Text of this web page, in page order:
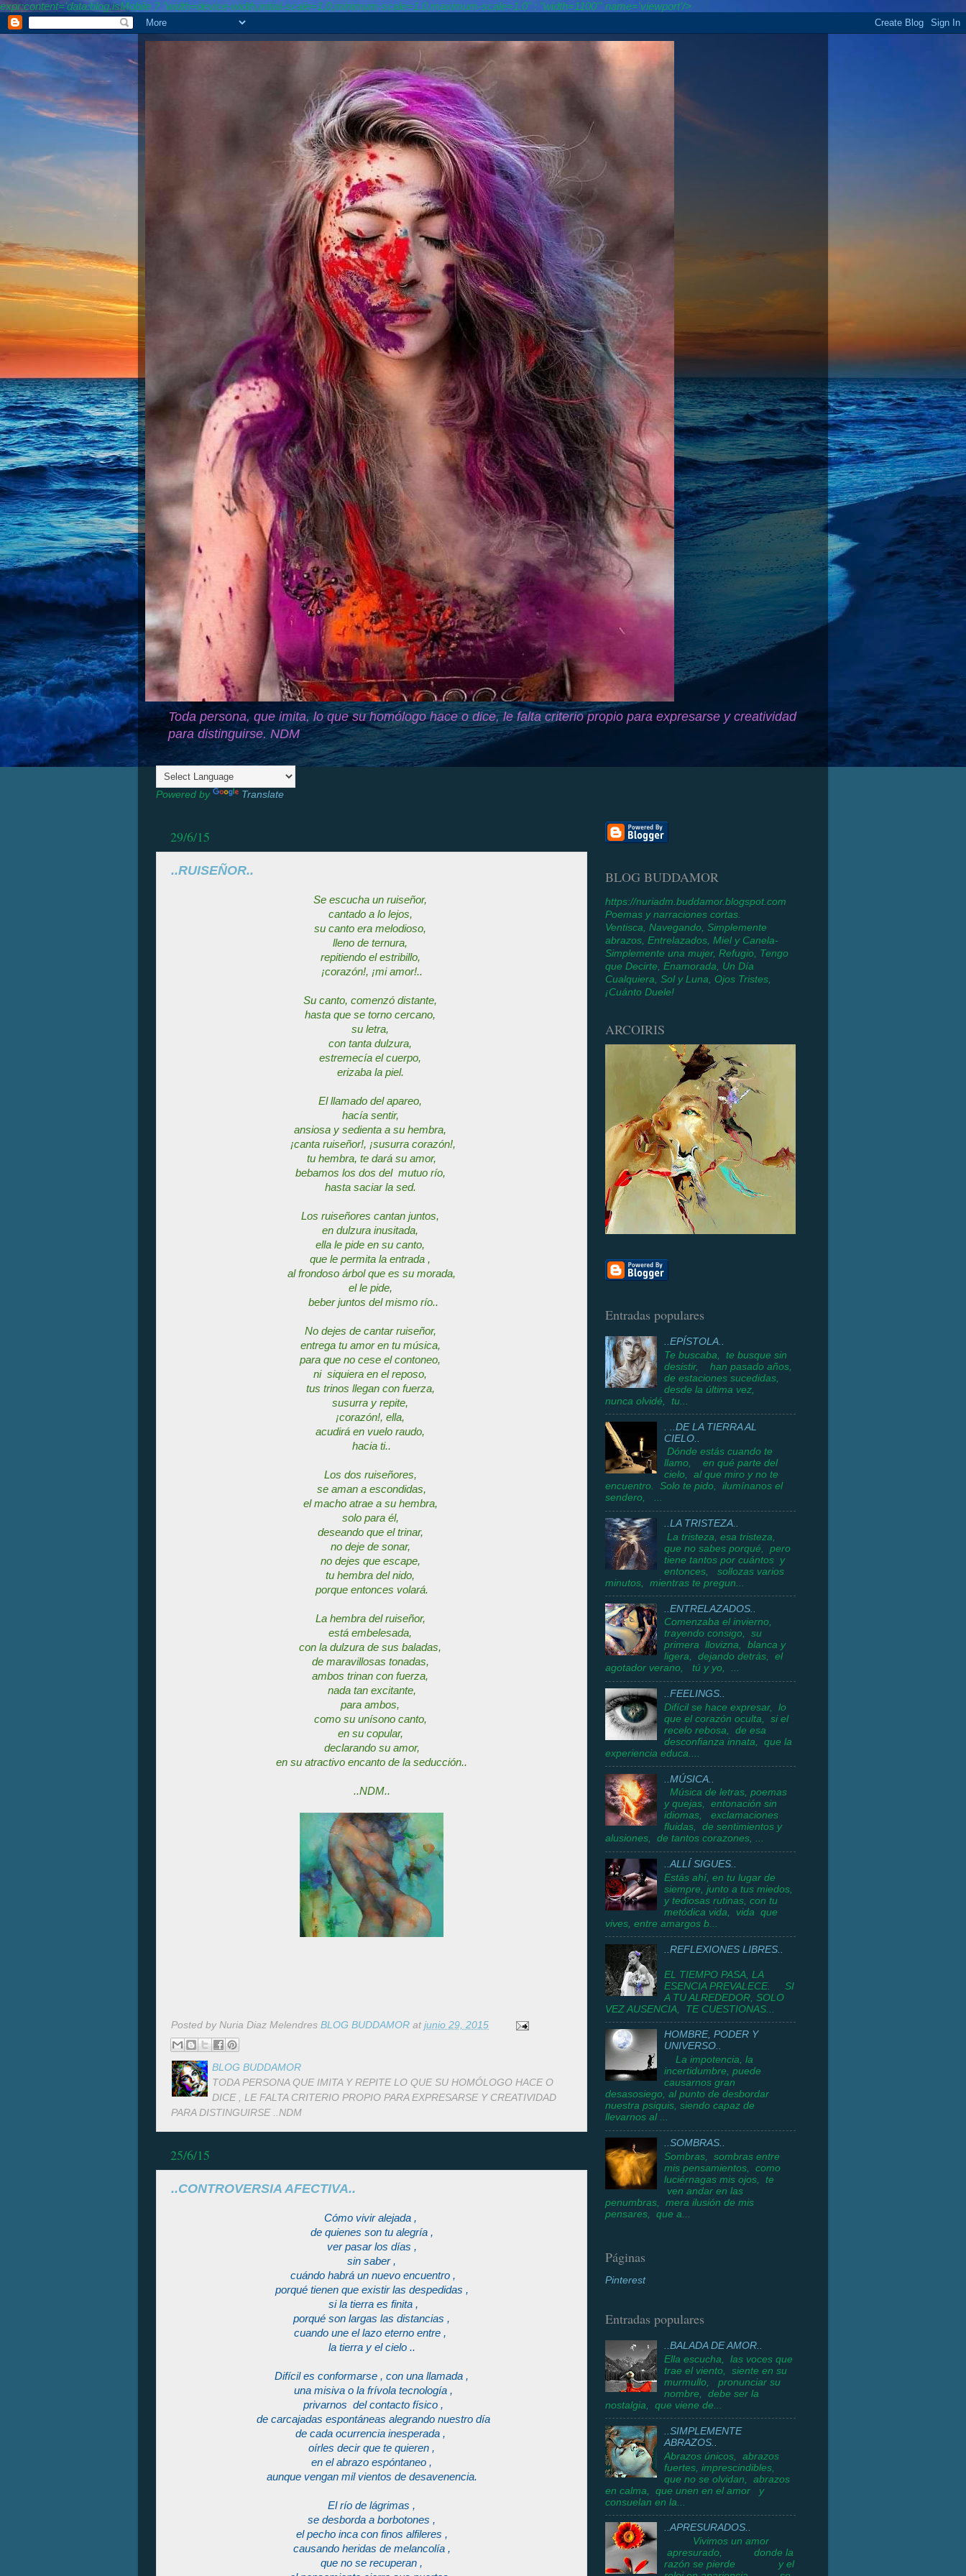
expr:content='data:blog.isMobile ? "width=device-width,initial-scale=1.0,minimum-scale=1.0,maximum-scale=1.0" : "width=1100"' name='viewport'/>
Toda persona, que imita, lo que su homólogo hace o dice, le falta criterio propio para expresarse y creatividad
para distinguirse. NDM
Powered by Translate
29/6/15
..RUISEÑOR..
Se escucha un ruiseñor,
cantado a lo lejos,
su canto era melodioso,
lleno de ternura,
repitiendo el estribillo,
¡corazón!, ¡mi amor!..
Su canto, comenzó distante,
hasta que se torno cercano,
su letra,
con tanta dulzura,
estremecía el cuerpo,
erizaba la piel.
El llamado del apareo,
hacía sentir,
ansiosa y sedienta a su hembra,
¡canta ruiseñor!, ¡susurra corazón!,
tu hembra, te dará su amor,
bebamos los dos del mutuo río,
hasta saciar la sed.
Los ruiseñores cantan juntos,
en dulzura inusitada,
ella le pide en su canto,
que le permita la entrada ,
al frondoso árbol que es su morada,
el le pide,
beber juntos del mismo río..
No dejes de cantar ruiseñor,
entrega tu amor en tu música,
para que no cese el contoneo,
ni siquiera en el reposo,
tus trinos llegan con fuerza,
susurra y repite,
¡corazón!, ella,
acudirá en vuelo raudo,
hacia ti..
Los dos ruiseñores,
se aman a escondidas,
el macho atrae a su hembra,
solo para él,
deseando que el trinar,
no deje de sonar,
no dejes que escape,
tu hembra del nido,
porque entonces volará.
La hembra del ruiseñor,
está embelesada,
con la dulzura de sus baladas,
de maravillosas tonadas,
ambos trinan con fuerza,
nada tan excitante,
para ambos,
como su unísono canto,
en su copular,
declarando su amor,
en su atractivo encanto de la seducción..
..NDM..
Posted by Nuria Diaz Melendres BLOG BUDDAMOR at junio 29, 2015
BLOG BUDDAMOR
TODA PERSONA QUE IMITA Y REPITE LO QUE SU HOMÓLOGO HACE O
DICE , LE FALTA CRITERIO PROPIO PARA EXPRESARSE Y CREATIVIDAD
PARA DISTINGUIRSE ..NDM
25/6/15
..CONTROVERSIA AFECTIVA..
Cómo vivir alejada ,
de quienes son tu alegría ,
ver pasar los días ,
sin saber ,
cuándo habrá un nuevo encuentro ,
porqué tienen que existir las despedidas ,
si la tierra es finita ,
porqué son largas las distancias ,
cuando une el lazo eterno entre ,
la tierra y el cielo ..
Difícil es conformarse , con una llamada ,
una misiva o la frívola tecnología ,
privarnos del contacto físico ,
de carcajadas espontáneas alegrando nuestro día
de cada ocurrencia inesperada ,
oírles decir que te quieren ,
en el abrazo espóntaneo ,
aunque vengan mil vientos de desavenencia.
El río de lágrimas ,
se desborda a borbotones ,
el pecho inca con finos alfileres ,
causando heridas de melancolía ,
que no se recuperan ,
BLOG BUDDAMOR
https://nuriadm.buddamor.blogspot.com
Poemas y narraciones cortas.
Ventisca, Navegando, Simplemente
abrazos, Entrelazados, Miel y Canela-
Simplemente una mujer, Refugio, Tengo
que Decirte, Enamorada, Un Día
Cualquiera, Sol y Luna, Ojos Tristes,
¡Cuánto Duele!
ARCOIRIS
Entradas populares
..EPÍSTOLA..
Te buscaba, te busque sin
desistir, han pasado años,
de estaciones sucedidas,
desde la última vez,
nunca olvidé, tu...
. ..DE LA TIERRA AL
CIELO..
Dónde estás cuando te
llamo, en qué parte del
cielo, al que miro y no te
encuentro. Solo te pido, ilumínanos el
sendero, ...
..LA TRISTEZA..
La tristeza, esa tristeza,
que no sabes porqué, pero
tiene tantos por cuántos y
entonces, sollozas varios
minutos, mientras te pregun...
..ENTRELAZADOS..
Comenzaba el invierno,
trayendo consigo, su
primera llovizna, blanca y
ligera, dejando detrás, el
agotador verano, tú y yo, ...
..FEELINGS..
Difícil se hace expresar, lo
que el corazón oculta, si el
recelo rebosa, de esa
desconfianza innata, que la
experiencia educa....
..MÚSICA..
Música de letras, poemas
y quejas, entonación sin
idiomas, exclamaciones
fluidas, de sentimientos y
alusiones, de tantos corazones, ...
..ALLÍ SIGUES..
Estás ahí, en tu lugar de
siempre, junto a tus miedos,
y tediosas rutinas, con tu
metódica vida, vida que
vives, entre amargos b...
..REFLEXIONES LIBRES..
EL TIEMPO PASA, LA
ESENCIA PREVALECE. SI
A TU ALREDEDOR, SOLO
VEZ AUSENCIA, TE CUESTIONAS...
HOMBRE, PODER Y
UNIVERSO..
La impotencia, la
incertidumbre, puede
causarnos gran
desasosiego, al punto de desbordar
nuestra psiquis, siendo capaz de
llevarnos al ...
..SOMBRAS..
Sombras, sombras entre
mis pensamientos, como
luciérnagas mis ojos, te
ven andar en las
penumbras, mera ilusión de mis
pensares, que a...
Páginas
Pinterest
Entradas populares
..BALADA DE AMOR..
Ella escucha, las voces que
trae el viento, siente en su
murmullo, pronunciar su
nombre, debe ser la
nostalgia, que viene de...
..SIMPLEMENTE
ABRAZOS..
Abrazos únicos, abrazos
fuertes, imprescindibles,
que no se olvidan, abrazos
en calma, que unen en el amor y
consuelan en la...
..APRESURADOS..
Vivimos un amor
apresurado, donde la
razón se pierde y el